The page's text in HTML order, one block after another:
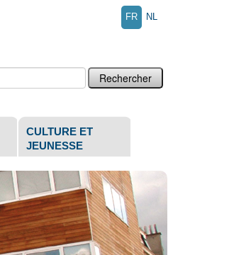
NL
FR
CULTURE ET
JEUNESSE